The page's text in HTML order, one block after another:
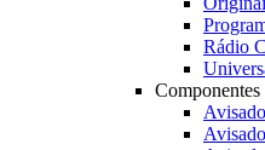
Rádio